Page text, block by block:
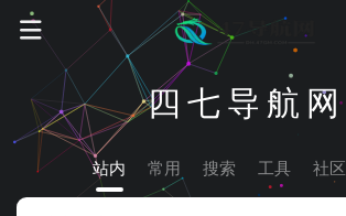
四七导航网
站内 常用 搜索 工具 社区